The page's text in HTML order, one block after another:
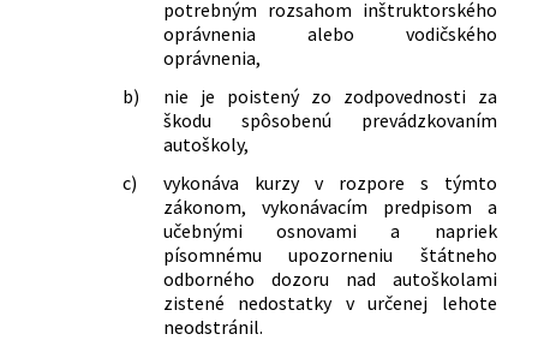
potrebným rozsahom inštruktorského
oprávnenia alebo vodičského
oprávnenia,
b)
nie je poistený zo zodpovednosti za
škodu spôsobenú prevádzkovaním
autoškoly,
c)
vykonáva kurzy v rozpore s týmto
zákonom, vykonávacím predpisom a
učebnými osnovami a napriek
písomnému upozorneniu štátneho
odborného dozoru nad autoškolami
zistené nedostatky v určenej lehote
neodstránil.